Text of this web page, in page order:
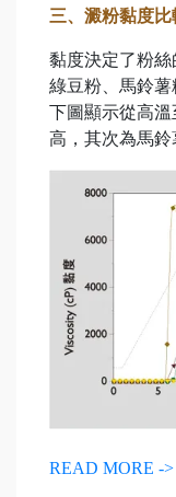
三、澱粉黏度比
黏度決定了粉
綠豆粉、馬鈴薯
下圖顯示從高
高，其次為馬鈴
READ MORE ->